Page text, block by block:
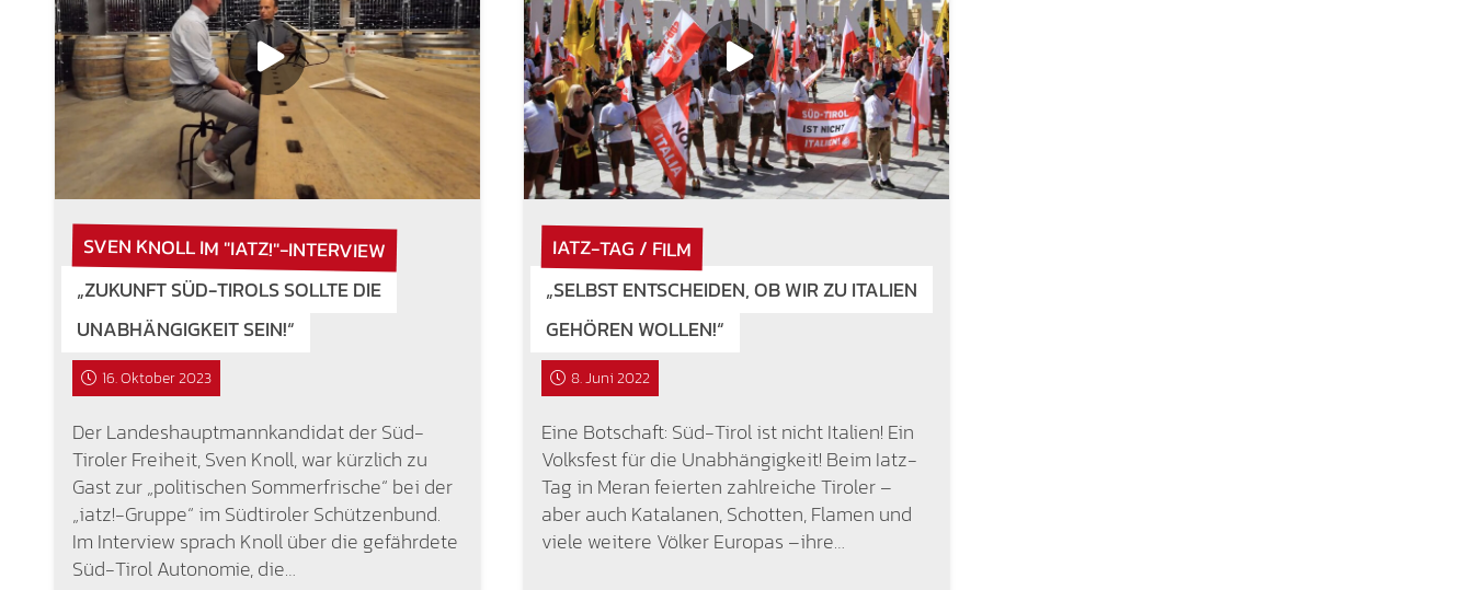
SVEN KNOLL IM "IATZ!"-INTERVIEW
„ZUKUNFT SÜD-TIROLS SOLLTE DIE
UNABHÄNGIGKEIT SEIN!“
16. Oktober 2023
Der Landeshauptmannkandidat der Süd-
Tiroler Freiheit, Sven Knoll, war kürzlich zu
Gast zur „politischen Sommerfrische“ bei der
„iatz!-Gruppe“ im Südtiroler Schützenbund.
Im Interview sprach Knoll über die gefährdete
Süd-Tirol Autonomie, die…
IATZ-TAG / FILM
„SELBST ENTSCHEIDEN, OB WIR ZU ITALIEN
GEHÖREN WOLLEN!“
8. Juni 2022
Eine Botschaft: Süd-Tirol ist nicht Italien! Ein
Volksfest für die Unabhängigkeit! Beim Iatz-
Tag in Meran feierten zahlreiche Tiroler –
aber auch Katalanen, Schotten, Flamen und
viele weitere Völker Europas –ihre…